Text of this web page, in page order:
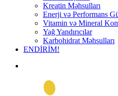
Kreatin Məhsulları
Enerji və Performans
Vitamin və Mineral
Yağ Yandırıcılar
Karbohidrat Məhsulları
ENDİRİM!